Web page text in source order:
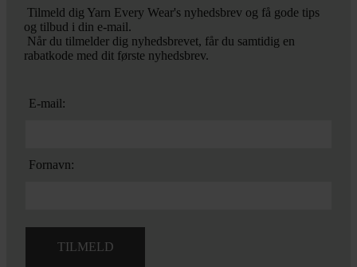
Tilmeld dig Yarn Every Wear's nyhedsbrev og få gode tips
og tilbud i din e-mail.
Når du tilmelder dig nyhedsbrevet, får du samtidig en
rabatkode med dit første nyhedsbrev.
E-mail:
Fornavn: